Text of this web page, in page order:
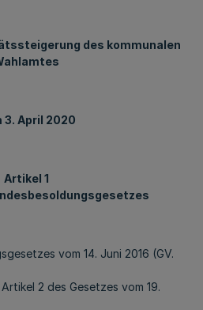
des kommunalen
3. April 2020
Artikel 1
vom 14. Juni 2016 (GV.
2 des Gesetzes vom 19.